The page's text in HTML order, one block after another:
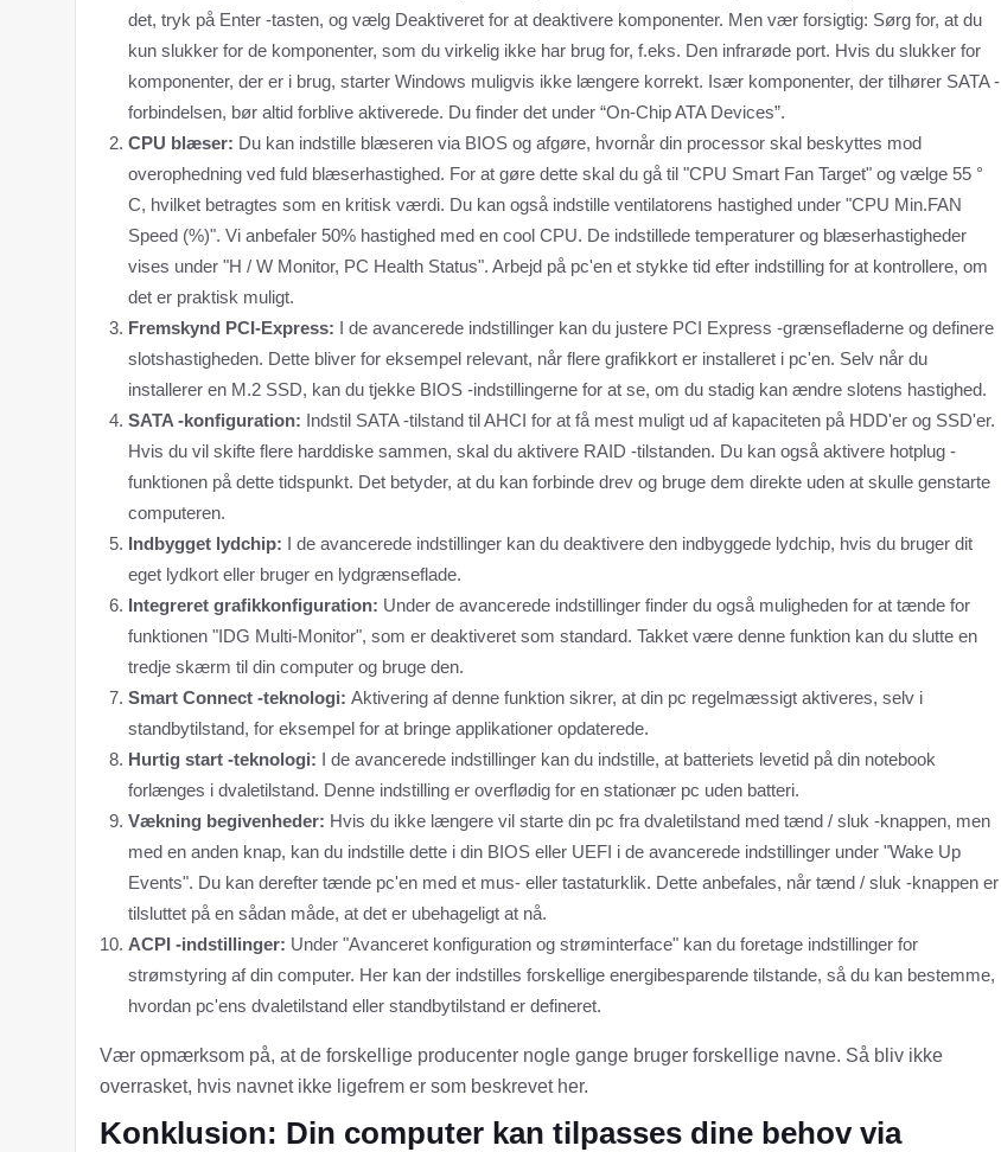
det, tryk på Enter -tasten, og vælg Deaktiveret for at deaktivere komponenter. Men vær forsigtig: Sørg for, at du
kun slukker for de komponenter, som du virkelig ikke har brug for, f.eks. Den infrarøde port. Hvis du slukker for
komponenter, der er i brug, starter Windows muligvis ikke længere korrekt. Især komponenter, der tilhører SATA -
forbindelsen, bør altid forblive aktiverede. Du finder det under “On-Chip ATA Devices”.
CPU blæser: Du kan indstille blæseren via BIOS og afgøre, hvornår din processor skal beskyttes mod
overophedning ved fuld blæserhastighed. For at gøre dette skal du gå til "CPU Smart Fan Target" og vælge 55 °
C, hvilket betragtes som en kritisk værdi. Du kan også indstille ventilatorens hastighed under "CPU Min.FAN
Speed (%)". Vi anbefaler 50% hastighed med en cool CPU. De indstillede temperaturer og blæserhastigheder
vises under "H / W Monitor, PC Health Status". Arbejd på pc'en et stykke tid efter indstilling for at kontrollere, om
det er praktisk muligt.
Fremskynd PCI-Express: I de avancerede indstillinger kan du justere PCI Express -grænsefladerne og definere
slotshastigheden. Dette bliver for eksempel relevant, når flere grafikkort er installeret i pc'en. Selv når du
installerer en M.2 SSD, kan du tjekke BIOS -indstillingerne for at se, om du stadig kan ændre slotens hastighed.
SATA -konfiguration: Indstil SATA -tilstand til AHCI for at få mest muligt ud af kapaciteten på HDD'er og SSD'er.
Hvis du vil skifte flere harddiske sammen, skal du aktivere RAID -tilstanden. Du kan også aktivere hotplug -
funktionen på dette tidspunkt. Det betyder, at du kan forbinde drev og bruge dem direkte uden at skulle genstarte
computeren.
Indbygget lydchip: I de avancerede indstillinger kan du deaktivere den indbyggede lydchip, hvis du bruger dit
eget lydkort eller bruger en lydgrænseflade.
Integreret grafikkonfiguration: Under de avancerede indstillinger finder du også muligheden for at tænde for
funktionen "IDG Multi-Monitor", som er deaktiveret som standard. Takket være denne funktion kan du slutte en
tredje skærm til din computer og bruge den.
Smart Connect -teknologi: Aktivering af denne funktion sikrer, at din pc regelmæssigt aktiveres, selv i
standbytilstand, for eksempel for at bringe applikationer opdaterede.
Hurtig start -teknologi: I de avancerede indstillinger kan du indstille, at batteriets levetid på din notebook
forlænges i dvaletilstand. Denne indstilling er overflødig for en stationær pc uden batteri.
Vækning begivenheder: Hvis du ikke længere vil starte din pc fra dvaletilstand med tænd / sluk -knappen, men
med en anden knap, kan du indstille dette i din BIOS eller UEFI i de avancerede indstillinger under "Wake Up
Events". Du kan derefter tænde pc'en med et mus- eller tastaturklik. Dette anbefales, når tænd / sluk -knappen er
tilsluttet på en sådan måde, at det er ubehageligt at nå.
ACPI -indstillinger: Under "Avanceret konfiguration og strøminterface" kan du foretage indstillinger for
strømstyring af din computer. Her kan der indstilles forskellige energibesparende tilstande, så du kan bestemme,
hvordan pc'ens dvaletilstand eller standbytilstand er defineret.
Vær opmærksom på, at de forskellige producenter nogle gange bruger forskellige navne. Så bliv ikke
overrasket, hvis navnet ikke ligefrem er som beskrevet her.
Konklusion: Din computer kan tilpasses dine behov via